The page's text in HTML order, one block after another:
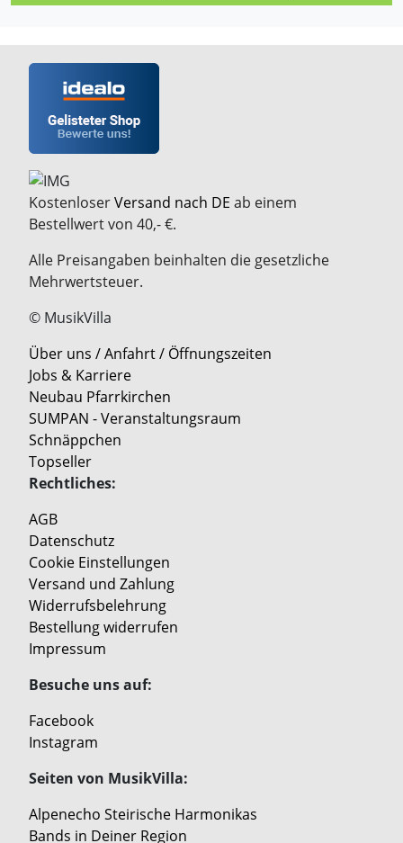
KostenloserVersand nach DE ab einem
Bestellwert von 40,- €.
Alle Preisangaben beinhalten die gesetzliche
Mehrwertsteuer.
© MusikVilla
Über uns / Anfahrt / Öffnungszeiten
Jobs & Karriere
Neubau Pfarrkirchen
SUMPAN - Veranstaltungsraum
Schnäppchen
Topseller
Rechtliches:
AGB
Datenschutz
Cookie Einstellungen
Versand und Zahlung
Widerrufsbelehrung
Bestellung widerrufen
Impressum
Besuche uns auf:
Facebook
Instagram
Seiten von MusikVilla:
Alpenecho Steirische Harmonikas
Bands in Deiner Region